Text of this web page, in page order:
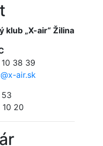
klub „X-air“ Žilina
38 39
air.sk
20